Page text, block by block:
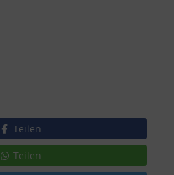
Teilen
Teilen